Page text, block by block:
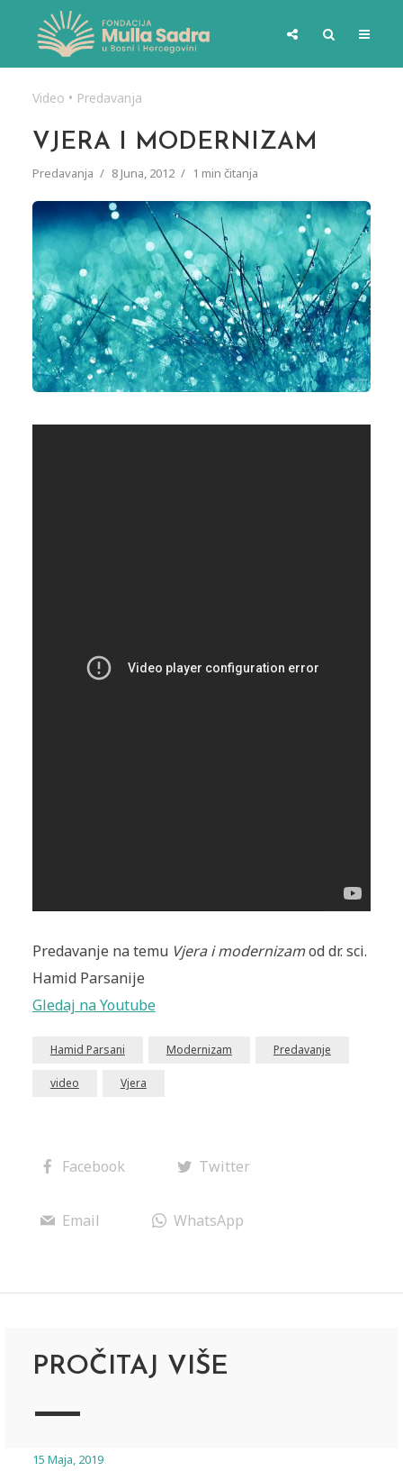
Video • Predavanja
VJERA I MODERNIZAM
Predavanja 8 Juna, 2012 1 min čitanja
Predavanje na temu Vjera i modernizamod dr. sci.
Hamid Parsanije
Gledaj na Youtube
Hamid Parsani Modernizam Predavanje
video Vjera
Facebook Twitter
Email WhatsApp
PROČITAJ VIŠE
15 Maja, 2019